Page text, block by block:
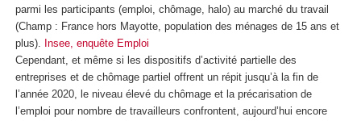
parmi les participants (emploi, chômage, halo) au marché du travail
(Champ : France hors Mayotte, population des ménages de 15 ans et
plus). Insee, enquête Emploi
Cependant, et même si les dispositifs d’activité partielle des
entreprises et de chômage partiel offrent un répit jusqu’à la fin de
l’année 2020, le niveau élevé du chômage et la précarisation de
l’emploi pour nombre de travailleurs confrontent, aujourd’hui encore